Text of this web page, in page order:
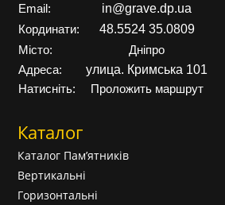
Email: in@grave.dp.ua
Кординати: 48.5524 35.0809
Місто:
Дніпро
Адреса:
улица. Кримська 101
Натисніть: Проложить маршрут
Каталог
Каталог Пам’ятників
Вертикальні
Горизонтальні